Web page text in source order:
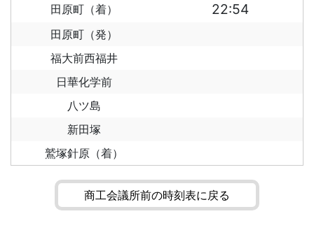
田原町（着） 22:54
田原町（発）
福大前西福井
日華化学前
八ツ島
新田塚
鷲塚針原（着）
商工会議所前の時刻表に戻る